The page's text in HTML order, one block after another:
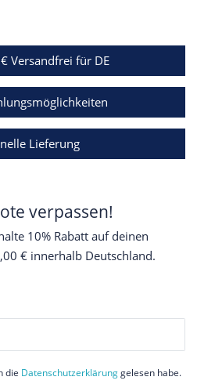
Versandfrei für DE
Lieferung
verpassen!
10% Rabatt auf deinen
€ innerhalb Deutschland.
die Daten­schutz­erklärunggelesen habe.